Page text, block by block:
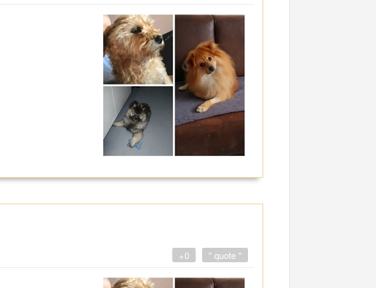
" quote "
+0